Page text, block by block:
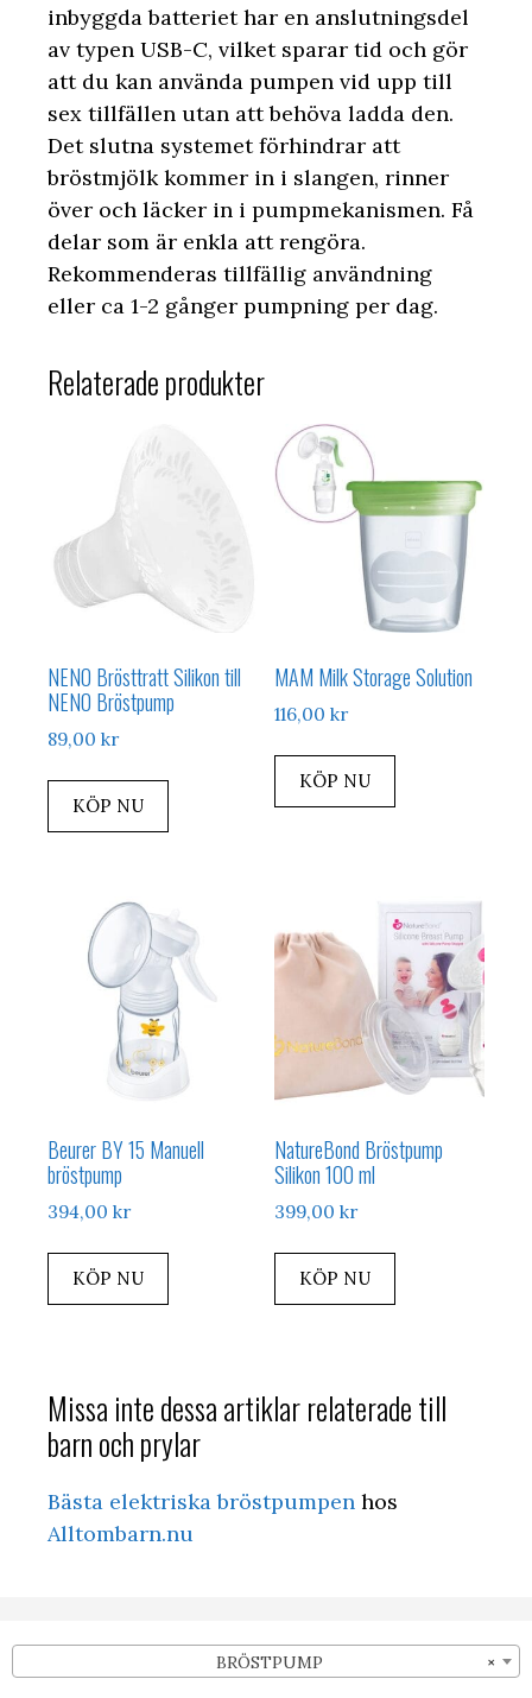
inbyggda batteriet har en anslutningsdel
av typen USB-C, vilket sparar tid och gör
att du kan använda pumpen vid upp till
sex tillfällen utan att behöva ladda den.
Det slutna systemet förhindrar att
bröstmjölk kommer in i slangen, rinner
över och läcker in i pumpmekanismen. Få
delar som är enkla att rengöra.
Rekommenderas tillfällig användning
eller ca 1-2 gånger pumpning per dag.
Relaterade produkter
NENO Brösttratt Silikon till
NENO Bröstpump
89,00 kr
KÖP NU
MAM Milk Storage Solution
116,00kr
KÖP NU
Beurer BY 15 Manuell
bröstpump
394,00 kr
KÖP NU
NatureBond Bröstpump
Silikon 100 ml
399,00kr
KÖP NU
Missa inte dessa artiklar relaterade till
barn och prylar
Bästa elektriska bröstpumpen hos
Alltombarn.nu
×
BRÖSTPUMP